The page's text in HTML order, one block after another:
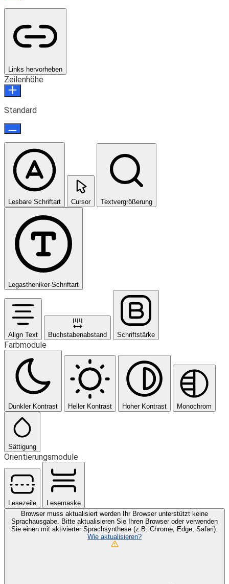
Links hervorheben
Zeilenhöhe
Standard
Lesbare Schriftart Cursor Textvergrößerung
Legastheniker-Schriftart
Align Text Buchstabenabstand Schriftstärke
Farbmodule
Dunkler Kontrast Heller Kontrast Hoher Kontrast Monochrom
Sättigung
Orientierungsmodule
Lesezeile
Lesemaske
Browser muss aktualisiert werden
Ihr Browser unterstützt keine
Sprachausgabe. Bitte aktualisieren Sie Ihren Browser oder verwenden
Sie einen mit aktivierter Sprachsynthese (z.B. Chrome, Edge, Safari).
Wie aktualisieren?